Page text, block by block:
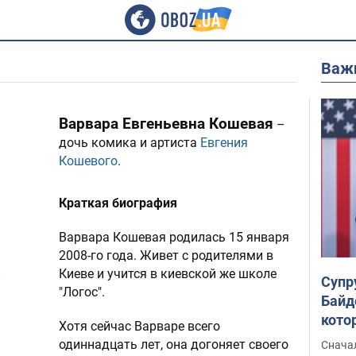
Варвара Евгеньевна Кошевая –
дочь комика и артиста Евгения
Кошевого.
Краткая биография
Варвара Кошевая родилась 15 января
2008-го года. Живет с родителями в
Киеве и учится в киевской же школе
"Логос".
Хотя сейчас Варваре всего
одиннадцать лет, она догоняет своего